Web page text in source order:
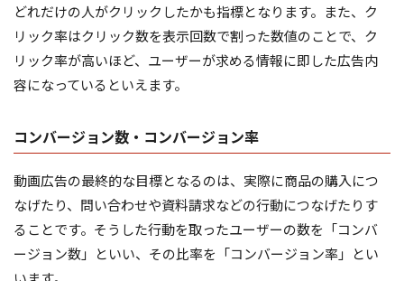
どれだけの人がクリックしたかも指標となります。また、ク
リック率はクリック数を表示回数で割った数値のことで、ク
リック率が高いほど、ユーザーが求める情報に即した広告内
容になっているといえます。
コンバージョン数・コンバージョン率
動画広告の最終的な目標となるのは、実際に商品の購入につ
なげたり、問い合わせや資料請求などの行動につなげたりす
ることです。そうした行動を取ったユーザーの数を「コンバ
ージョン数」といい、その比率を「コンバージョン率」とい